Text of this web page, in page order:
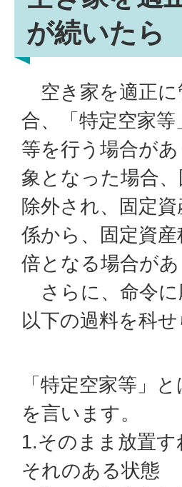
が続いたら
空き家を適正に
合、「特定空家
等を行う場合が
象となった場合
除外され、固定
係から、固定資
倍となる場合があ
さらに、命令に
以下の過料を科
「特定空家等」
を言います。
1.そのまま放置
それのある状態